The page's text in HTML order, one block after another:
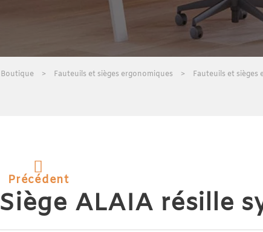
Boutique Fauteuils et sièges ergonomiques Fauteuils et sièges
Précédent
Siège ALAIA résille